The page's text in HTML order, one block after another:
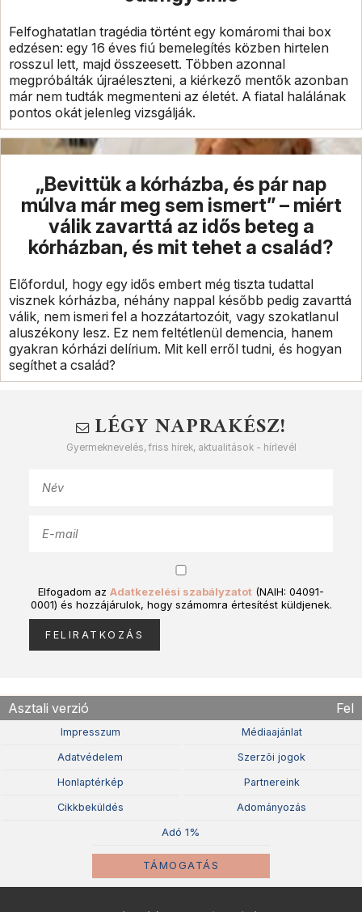
Felfoghatatlan tragédia történt egy komáromi thai box
edzésen: egy 16 éves fiú bemelegítés közben hirtelen
rosszul lett, majd összeesett. Többen azonnal
megpróbálták újraéleszteni, a kiérkező mentők azonban
már nem tudták megmenteni az életét. A fiatal halálának
pontos okát jelenleg vizsgálják.
„Bevittük a kórházba, és pár nap
múlva már meg sem ismert” – miért
válik zavarttá az idős beteg a
kórházban, és mit tehet a család?
Előfordul, hogy egy idős embert még tiszta tudattal
visznek kórházba, néhány nappal később pedig zavarttá
válik, nem ismeri fel a hozzátartozóit, vagy szokatlanul
aluszékony lesz. Ez nem feltétlenül demencia, hanem
gyakran kórházi delírium. Mit kell erről tudni, és hogyan
segíthet a család?
LÉGY NAPRAKÉSZ!
Gyermeknevelés, friss hírek, aktualitások - hírlevél
Elfogadom az Adatkezelési szabályzatot (NAIH: 04091-
0001) és hozzájárulok, hogy számomra értesítést küldjenek.
Asztali verzió Fel
Impresszum Médiaajánlat
Adatvédelem Szerzõi jogok
Honlaptérkép Partnereink
Cikkbeküldés Adományozás
Adó 1%
TÁMOGATÁS